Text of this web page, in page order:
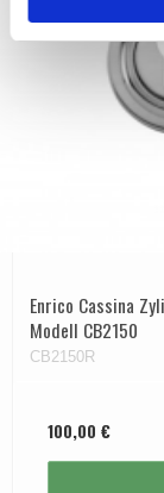
Enrico Cassina
Modell CB2150
CB2150R
100,00 €